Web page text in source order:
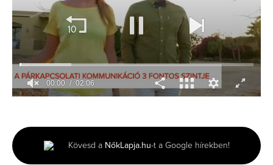
minutes,
6
seconds
00:01 02:06
Kövesd a NőkLapja.hu-t a Google hírekben!